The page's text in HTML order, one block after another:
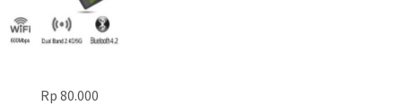
Rp 80.000